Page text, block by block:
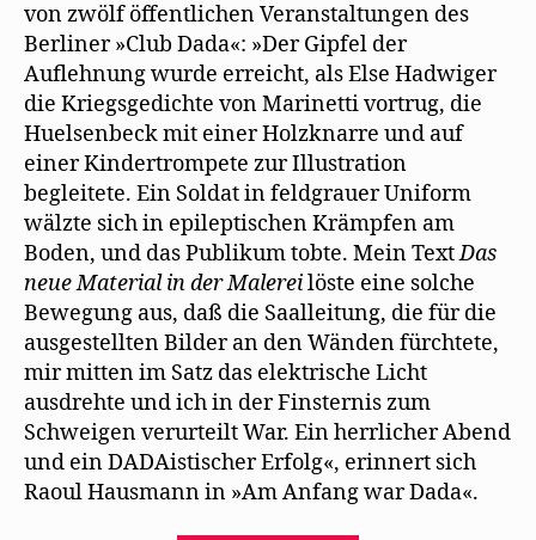
von zwölf öffentlichen Veranstaltungen des
Berliner »Club Dada«: »Der Gipfel der
Auflehnung wurde erreicht, als Else Hadwiger
die Kriegsgedichte von Marinetti vortrug, die
Huelsenbeck mit einer Holzknarre und auf
einer Kindertrompete zur Illustration
begleitete. Ein Soldat in feldgrauer Uniform
wälzte sich in epileptischen Krämpfen am
Boden, und das Publikum tobte. Mein TextDas
neue Material in der Malereilöste eine solche
Bewegung aus, daß die Saalleitung, die für die
ausgestellten Bilder an den Wänden fürchtete,
mir mitten im Satz das elektrische Licht
ausdrehte und ich in der Finsternis zum
Schweigen verurteilt War. Ein herrlicher Abend
und ein DADAistischer Erfolg«, erinnert sich
Raoul Hausmann in »Am Anfang war Dada«.